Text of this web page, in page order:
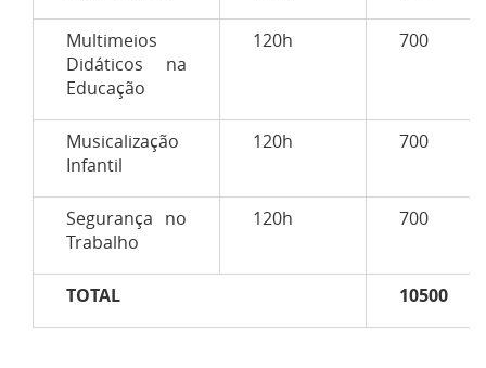
Multimeios
Didáticos na
Educação
120h 700
Musicalização
Infantil
120h 700
Segurança no
Trabalho
120h 700
TOTAL 10500